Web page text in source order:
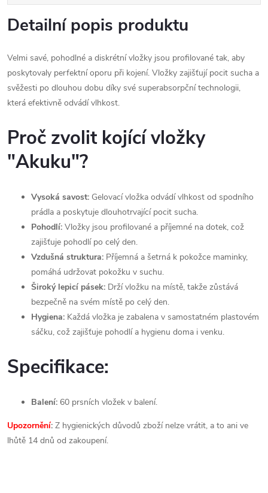
Detailní popis produktu
Velmi savé, pohodlné a diskrétní vložky jsou profilované tak, aby
poskytovaly perfektní oporu při kojení. Vložky zajišťují pocit sucha a
svěžesti po dlouhou dobu díky své superabsorpční technologii,
která efektivně odvádí vlhkost.
Proč zvolit kojící vložky
"Akuku"?
Vysoká savost: Gelovací vložka odvádí vlhkost od spodního
prádla a poskytuje dlouhotrvající pocit sucha.
Pohodlí: Vložky jsou profilované a příjemné na dotek, což
zajišťuje pohodlí po celý den.
Vzdušná struktura: Příjemná a šetrná k pokožce maminky,
pomáhá udržovat pokožku v suchu.
Široký lepicí pásek: Drží vložku na místě, takže zůstává
bezpečně na svém místě po celý den.
Hygiena: Každá vložka je zabalena v samostatném plastovém
sáčku, což zajišťuje pohodlí a hygienu doma i venku.
Specifikace:
Balení: 60 prsních vložek v balení.
Upozornění: Z hygienických důvodů zboží nelze vrátit, a to ani ve
lhůtě 14 dnů od zakoupení.